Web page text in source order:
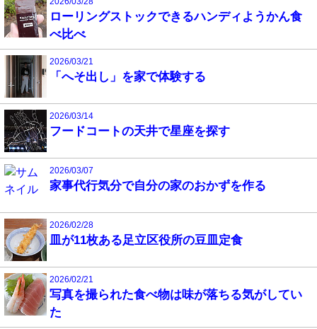
ローリングストックできるハンディようかん食
べ比べ
2026/03/21
「へそ出し」を家で体験する
2026/03/14
フードコートの天井で星座を探す
2026/03/07
家事代行気分で自分の家のおかずを作る
2026/02/28
皿が11枚ある足立区役所の豆皿定食
2026/02/21
写真を撮られた食べ物は味が落ちる気がしてい
た